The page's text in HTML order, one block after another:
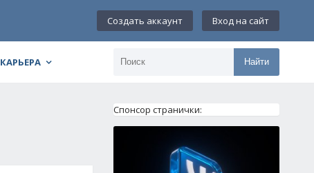
Создать аккаунт Вход на сайт
КАРЬЕРА Найти
Спонсор странички: